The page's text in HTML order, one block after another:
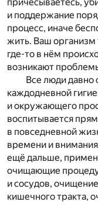
причёсываетесь,
и поддержание
процесс, иначе
жить. Ваш организм
где-то в нём
возникают
Все люди давно
каждодневной
и окружающего
воспитывается
в повседневной
времени и
ещё дальше,
очищающие
и сосудов,
кишечного тракта,